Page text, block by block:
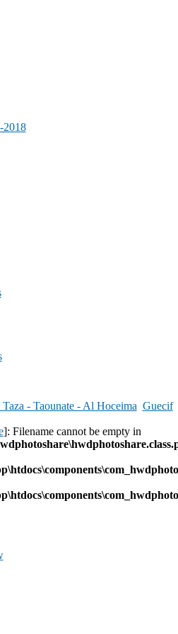
2018
- Taounate - Al Hoceima Guecif
]: Filename cannot be empty in